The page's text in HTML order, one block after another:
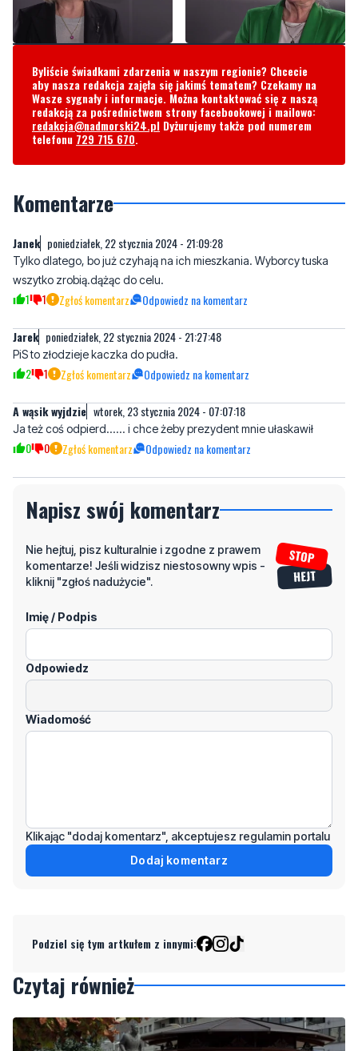
Byliście świadkami zdarzenia w naszym regionie? Chcecie
aby nasza redakcja zajęła się jakimś tematem? Czekamy na
Wasze sygnały i informacje. Można kontaktować się z naszą
redakcją za pośrednictwem strony facebookowej i mailowo:
redakcja@nadmorski24.plDyżurujemy także pod numerem
telefonu729 715 670.
Komentarze
Janek poniedziałek, 22 stycznia 2024 - 21:09:28
Tylko dlatego, bo już czyhają na ich mieszkania. Wyborcy tuska
wszytko zrobią.dążąc do celu.
1 1 Zgłoś komentarz Odpowiedz na komentarz
Jarek poniedziałek, 22 stycznia 2024 - 21:27:48
PiS to złodzieje kaczka do pudła.
2 1 Zgłoś komentarz Odpowiedz na komentarz
A wąsik wyjdzie wtorek, 23 stycznia 2024 - 07:07:18
Ja też coś odpierd...... i chce żeby prezydent mnie ułaskawił
0 0 Zgłoś komentarz Odpowiedz na komentarz
Napisz swój komentarz
Nie hejtuj, pisz kulturalnie i zgodne z prawem
komentarze! Jeśli widzisz niestosowny wpis -
kliknij "zgłoś nadużycie".
Imię / Podpis
Odpowiedz
Wiadomość
Klikając "dodaj komentarz", akceptujesz regulamin portalu
Dodaj komentarz
Podziel się tym artkułem z innymi:
Czytaj również